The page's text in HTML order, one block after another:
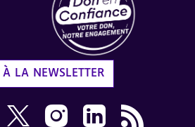
LA NEWSLETTER
Youtube AVH dans une
sur Facebook AVH dans
Nous suivre sur X AVH dans une
Nous suivre sur Instagram
Nous suivre sur
Flux RSS